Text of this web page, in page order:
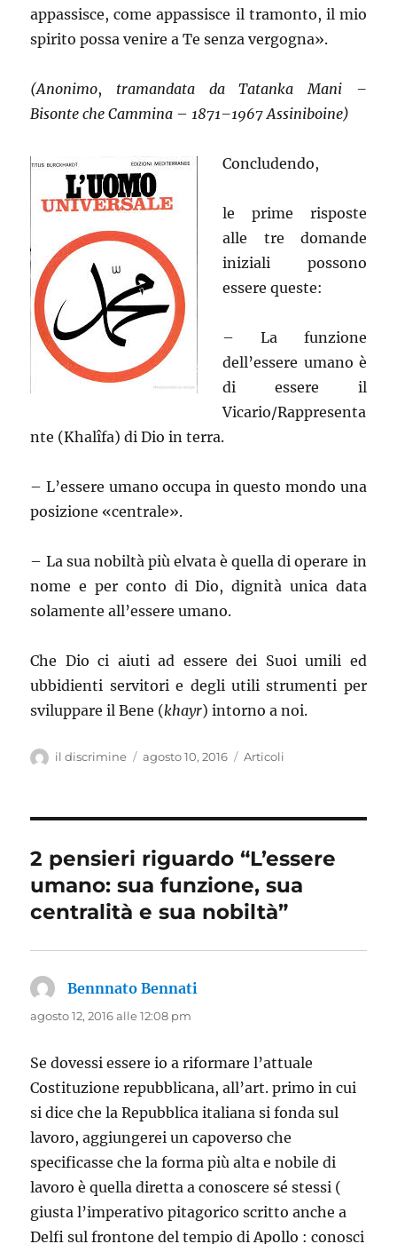
appassisce, come appassisce il tramonto, il mio
spirito possa venire a Te senza vergogna».
(Anonimo, tramandata da Tatanka Mani –
Bisonte che Cammina –1871–1967 Assiniboine)
Concludendo,
le prime risposte
alle tre domande
iniziali possono
essere queste:
– La funzione
dell’essere umano è
di essere il
Vicario/Rappresenta
nte (Khalîfa) di Dio in terra.
– L’essere umano occupa in questo mondo una
posizione «centrale».
– La sua nobiltà più elvata è quella di operare in
nome e per conto di Dio, dignità unica data
solamente all’essere umano.
Che Dio ci aiuti ad essere dei Suoi umili ed
ubbidienti servitori e degli utili strumenti per
sviluppare il Bene (khayr) intorno a noi.
Autore
il discrimine
Pubblicato
agosto 10, 2016 Categorie
Articoli
2 pensieri riguardo “L’essere
umano: sua funzione, sua
centralità e sua nobiltà”
Bennnato Bennati
agosto 12, 2016 alle 12:08 pm
Se dovessi essere io a riformare l’attuale
Costituzione repubblicana, all’art. primo in cui
si dice che la Repubblica italiana si fonda sul
lavoro, aggiungerei un capoverso che
specificasse che la forma più alta e nobile di
lavoro è quella diretta a conoscere sé stessi (
giusta l’imperativo pitagorico scritto anche a
Delfi sul frontone del tempio di Apollo : conosci